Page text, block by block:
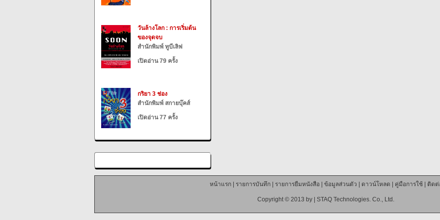
วันล้างโลก : การเริ่มต้น
ของจุดจบ
สำนักพิมพ์ ทูบีเลิฟ
เปิดอ่าน 79 ครั้ง
กริยา 3 ช่อง
สำนักพิมพ์ สกายบุ๊คส์
เปิดอ่าน 77 ครั้ง
หน้าแรก| รายการบันทึก| รายการยืมหนังสือ ข้อมูลส่วนตัว ดาวน์โหลด คู่มือการใช้| ติดต่
Copyright © 2013 by | STAQ Technologies. Co., Ltd.